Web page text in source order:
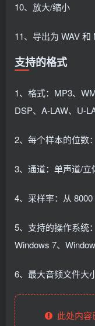
10、放大/缩小
11、导出为 WAV 和
支持的格式
1、格式：MP3、
DSP、A-LAW、U-
2、每个样本的位数
3、通道：单声道/立
4、采样率：从
5、支持的操作系统
Windows 7、
6、最大音频文件大
此处内容